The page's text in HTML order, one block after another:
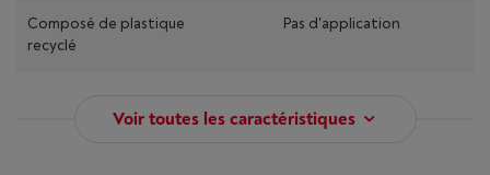
Composé de plastique
recyclé
Pas d'application
Voir toutes les caractéristiques